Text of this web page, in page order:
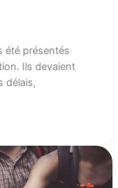
été présentés
Ils devaient
délais,